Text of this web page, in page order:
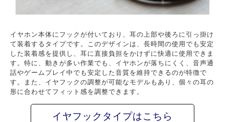
イヤホン本体にフックが付いており、耳の上部や後ろに引っ掛け
て装着するタイプです。このデザインは、長時間の使用でも安定
した装着感を提供し、耳に直接負担をかけずに快適に使用できま
す。特に、動きが多い作業でも、イヤホンが落ちにくく、音声通
話やゲームプレイ中でも安定した音質を維持できるのが特徴で
す。また、イヤフックの調整が可能なモデルもあり、個々の耳の
形に合わせてフィット感を調整できます。
イヤフックタイプはこちら